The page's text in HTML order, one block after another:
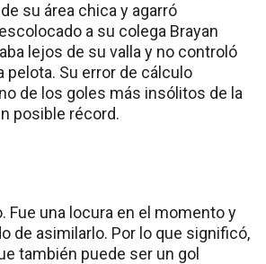
su área chica y agarró
a su colega Brayan
lejos de su valla y no controló
pelota. Su error de cálculo
de los goles más insólitos de la
posible récord.
Fue una locura en el momento y
de asimilarlo. Por lo que significó,
también puede ser un gol